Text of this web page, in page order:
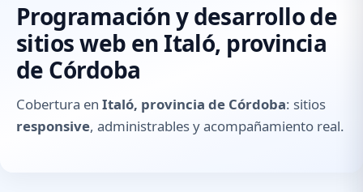
Programación y desarrollo de
sitios web en Italó, provincia
de Córdoba
Cobertura en Italó, provincia de Córdoba: sitios
responsive, administrables y acompañamiento real.